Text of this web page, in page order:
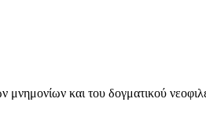
και του δογματικού